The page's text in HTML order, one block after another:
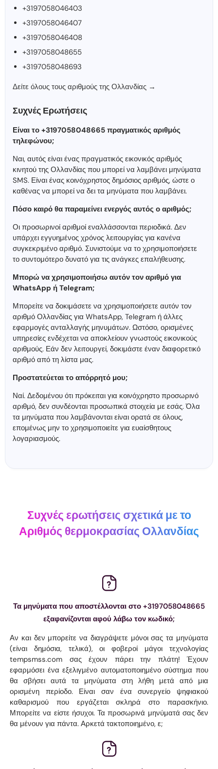
+3197058046403
+3197058046407
+3197058046408
+3197058048655
+3197058048693
Δείτε όλους τους αριθμούς της Ολλανδίας →
Συχνές Ερωτήσεις
Είναι το +3197058048665 πραγματικός αριθμός
τηλεφώνου;
Ναι, αυτός είναι ένας πραγματικός εικονικός αριθμός
κινητού της Ολλανδίας που μπορεί να λαμβάνει μηνύματα
SMS. Είναι ένας κοινόχρηστος δημόσιος αριθμός, ώστε ο
καθένας να μπορεί να δει τα μηνύματα που λαμβάνει.
Πόσο καιρό θα παραμείνει ενεργός αυτός ο αριθμός;
Οι προσωρινοί αριθμοί εναλλάσσονται περιοδικά. Δεν
υπάρχει εγγυημένος χρόνος λειτουργίας για κανένα
συγκεκριμένο αριθμό. Συνιστούμε να το χρησιμοποιήσετε
το συντομότερο δυνατό για τις ανάγκες επαλήθευσης.
Μπορώ να χρησιμοποιήσω αυτόν τον αριθμό για
WhatsApp ή Telegram;
Μπορείτε να δοκιμάσετε να χρησιμοποιήσετε αυτόν τον
αριθμό Ολλανδίας για WhatsApp, Telegram ή άλλες
εφαρμογές ανταλλαγής μηνυμάτων. Ωστόσο, ορισμένες
υπηρεσίες ενδέχεται να αποκλείουν γνωστούς εικονικούς
αριθμούς. Εάν δεν λειτουργεί, δοκιμάστε έναν διαφορετικό
αριθμό από τη λίστα μας.
Προστατεύεται το απόρρητό μου;
Ναί. Δεδομένου ότι πρόκειται για κοινόχρηστο προσωρινό
αριθμό, δεν συνδέονται προσωπικά στοιχεία με εσάς. Όλα
τα μηνύματα που λαμβάνονται είναι ορατά σε όλους,
επομένως μην το χρησιμοποιείτε για ευαίσθητους
λογαριασμούς.
Συχνές ερωτήσεις σχετικά με το
Αριθμός θερμοκρασίας Ολλανδίας
Τα μηνύματα που αποστέλλονται στο +3197058048665
εξαφανίζονται αφού λάβω τον κωδικό;
Αν και δεν μπορείτε να διαγράψετε μόνοι σας τα μηνύματα
(είναι δημόσια, τελικά), οι φοβεροί μάγοι τεχνολογίας
tempsmss.com σας έχουν πάρει την πλάτη! Έχουν
εφαρμόσει ένα εξελιγμένο αυτοματοποιημένο σύστημα που
θα σβήσει αυτά τα μηνύματα στη λήθη μετά από μια
ορισμένη περίοδο. Είναι σαν ένα συνεργείο ψηφιακού
καθαρισμού που εργάζεται σκληρά στο παρασκήνιο.
Μπορείτε να είστε ήσυχοι. Τα προσωρινά μηνύματά σας δεν
θα μένουν για πάντα. Αρκετά τακτοποιημένο, ε;